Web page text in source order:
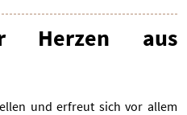
Herzen aus
und erfreut sich vor allem